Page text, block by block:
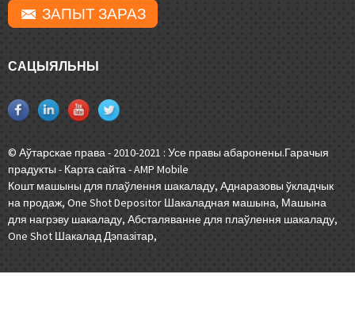
ЗАПЫТ ЗАРАЗ
САЦЫЯЛЬНЫ
© Аўтарскае права - 2010-2021 : Усе правы абаронены.Гарачыя
прадукты- Карта сайта-AMP Mobile
Кошт машыны для плаўлення шакаладу, Аднаразовы ўкладчык
на продаж, One Shot Depositor Шакаладная машына, Машына
для нагрэву шакаладу, Абсталяванне для плаўлення шакаладу,
One Shot Шакалад Дэпазітар,